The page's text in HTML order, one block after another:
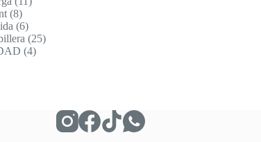
88
productos
66
productos
2525
44